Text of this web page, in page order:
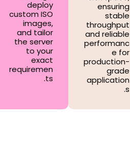
ensuring
stable
throughput
and reliable
performanc
e for
production-
grade
application
s.
deploy
custom ISO
images,
and tailor
the server
to your
exact
requiremen
ts.